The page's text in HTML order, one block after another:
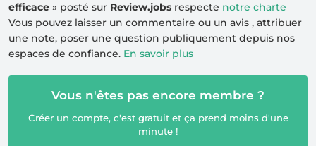
efficace » posté sur Review.jobs respecte notre charte
Vous pouvez laisser un commentaire ou un avis , attribuer
une note, poser une question publiquement depuis nos
espaces de confiance. En savoir plus
Vous n'êtes pas encore membre ?
Créer un compte, c'est gratuit et ça prend moins d'une
minute !